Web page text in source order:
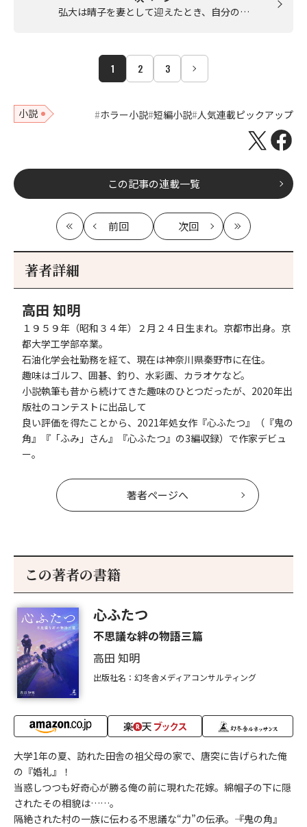
弘大は晴子を妻として迎えたとき、自分の…
1 2 3
小説 ホラー小説 短編小説 人気連載ピックアップ
この記事の連載一覧
最
初
前回
記
次回
記
最
新
著者詳細
高田 知明
１９５９年（昭和３４年）２月２４日生まれ。京都市出身。京
都大学工学部卒業。
石油化学会社勤務を経て、現在は神奈川県秦野市に在住。
趣味はゴルフ、囲碁、釣り、水彩画、カラオケなど。
小説執筆も昔から続けてきた趣味のひとつだったが、2020年出
版社のコンテストに出品して
良い評価を得たことから、2021年処女作『心ふたつ』（『鬼の
角』『「ふみ」さん』『心ふたつ』の3編収録）で作家デビュ
ー。
著者ページへ
この著者の書籍
心ふたつ
不思議な絆の物語三篇
高田 知明
出版社名：幻冬舎メディアコンサルティング
大学1年の夏、訪れた田舎の祖父母の家で、唐突に告げられた俺
の『婚礼』！
当惑しつつも好奇心が勝る俺の前に現れた花嫁。綿帽子の下に隠
されたその相貌は……。
隔絶された村の一族に伝わる不思議な“力”の伝承。――『鬼の角』